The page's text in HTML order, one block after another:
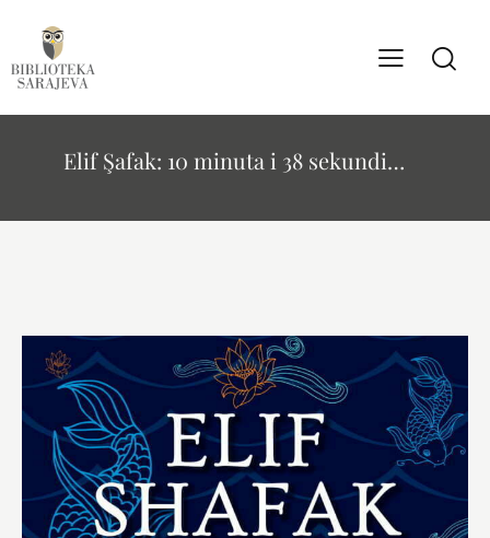
Elif Şafak: 10 minuta i 38 sekundi…